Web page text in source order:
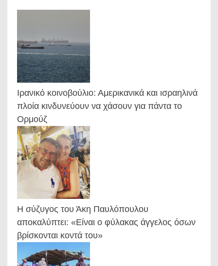
Ιρανικό κοινοβούλιο: Αμερικανικά και ισραηλινά
πλοία κινδυνεύουν να χάσουν για πάντα το
Ορμούζ
Η σύζυγος του Άκη Παυλόπουλου
αποκαλύπτει: «Είναι ο φύλακας άγγελος όσων
βρίσκονται κοντά του»